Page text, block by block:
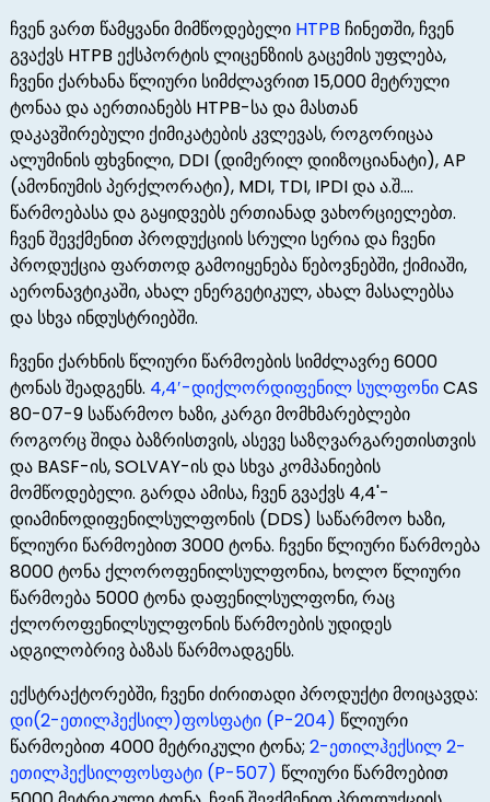
ჩვენ ვართ წამყვანი მიმწოდებელი HTPB ჩინეთში, ჩვენ
გვაქვს HTPB ექსპორტის ლიცენზიის გაცემის უფლება,
ჩვენი ქარხანა წლიური სიმძლავრით 15,000 მეტრული
ტონაა და აერთიანებს HTPB-სა და მასთან
დაკავშირებული ქიმიკატების კვლევას, როგორიცაა
ალუმინის ფხვნილი, DDI (დიმერილ დიიზოციანატი), AP
(ამონიუმის პერქლორატი), MDI, TDI, IPDI და ა.შ....
წარმოებასა და გაყიდვებს ერთიანად ვახორციელებთ.
ჩვენ შევქმენით პროდუქციის სრული სერია და ჩვენი
პროდუქცია ფართოდ გამოიყენება წებოვნებში, ქიმიაში,
აერონავტიკაში, ახალ ენერგეტიკულ, ახალ მასალებსა
და სხვა ინდუსტრიებში.
ჩვენი ქარხნის წლიური წარმოების სიმძლავრე 6000
ტონას შეადგენს. 4,4′-დიქლორდიფენილ სულფონიCAS
80-07-9 საწარმოო ხაზი, კარგი მომხმარებლები
როგორც შიდა ბაზრისთვის, ასევე საზღვარგარეთისთვის
და BASF-ის, SOLVAY-ის და სხვა კომპანიების
მომწოდებელი. გარდა ამისა, ჩვენ გვაქვს 4,4'-
დიამინოდიფენილსულფონის (DDS) საწარმოო ხაზი,
წლიური წარმოებით 3000 ტონა. ჩვენი წლიური წარმოება
8000 ტონა ქლოროფენილსულფონია, ხოლო წლიური
წარმოება 5000 ტონა დაფენილსულფონი, რაც
ქლოროფენილსულფონის წარმოების უდიდეს
ადგილობრივ ბაზას წარმოადგენს.
ექსტრაქტორებში, ჩვენი ძირითადი პროდუქტი მოიცავდა:
დი(2-ეთილჰექსილ)ფოსფატი (P-204) წლიური
წარმოებით 4000 მეტრიკული ტონა; 2-ეთილჰექსილ 2-
ეთილჰექსილფოსფატი (P-507) წლიური წარმოებით